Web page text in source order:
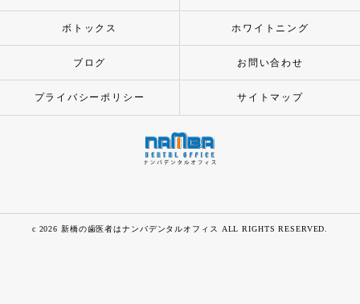
ボトックス ホワイトニング
ブログ お問い合わせ
プライバシーポリシー サイトマップ
c 2026 新橋の歯医者はナンバデンタルオフィス ALL RIGHTS RESERVED.